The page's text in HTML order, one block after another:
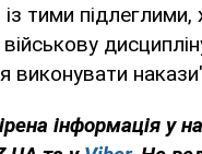
тими підлеглими,
виконувати
інформація у